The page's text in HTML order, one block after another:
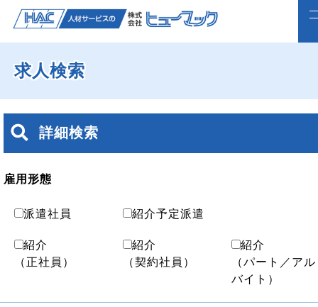
求人検索
よくいただくご質問
福利厚生
求人検索
詳細検索
雇用形態
派遣社員 紹介予定派遣
紹介
（正社員）
紹介
（契約社員）
紹介
（パート／アル
バイト）